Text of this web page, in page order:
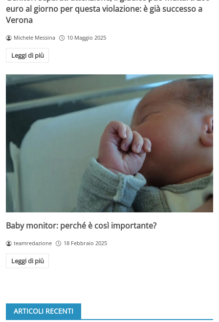
euro al giorno per questa violazione: è già successo a
Verona
Michele Messina 10 Maggio 2025
Leggi di più
Baby monitor: perché è così importante?
teamredazione 18 Febbraio 2025
Leggi di più
ARTICOLI RECENTI